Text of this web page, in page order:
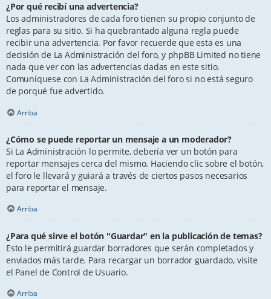
¿Por qué recibí una advertencia?
Los administradores de cada foro tienen su propio conjunto de
reglas para su sitio. Si ha quebrantado alguna regla puede
recibir una advertencia. Por favor recuerde que esta es una
decisión de La Administración del foro, y phpBB Limited no tiene
nada que ver con las advertencias dadas en este sitio.
Comuníquese con La Administración del foro si no está seguro
de porqué fue advertido.
Arriba
¿Cómo se puede reportar un mensaje a un moderador?
Si La Administración lo permite, debería ver un botón para
reportar mensajes cerca del mismo. Haciendo clic sobre el botón,
el foro le llevará y guiará a través de ciertos pasos necesarios
para reportar el mensaje.
Arriba
¿Para qué sirve el botón "Guardar" en la publicación de temas?
Esto le permitirá guardar borradores que serán completados y
enviados más tarde. Para recargar un borrador guardado, visite
el Panel de Control de Usuario.
Arriba